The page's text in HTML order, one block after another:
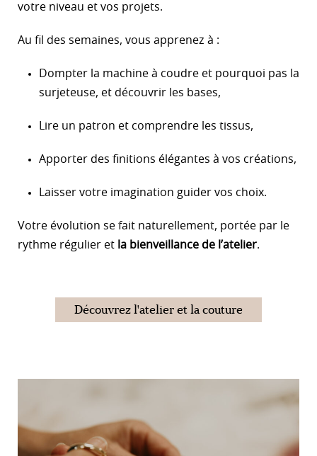
votre niveau et vos projets.
Au fil des semaines, vous apprenez à :
Dompter la machine à coudre et pourquoi pas la
surjeteuse, et découvrir les bases,
Lire un patron et comprendre les tissus,
Apporter des finitions élégantes à vos créations,
Laisser votre imagination guider vos choix.
Votre évolution se fait naturellement, portée par le
rythme régulier et la bienveillance de l’atelier.
Découvrez l'atelier et la couture